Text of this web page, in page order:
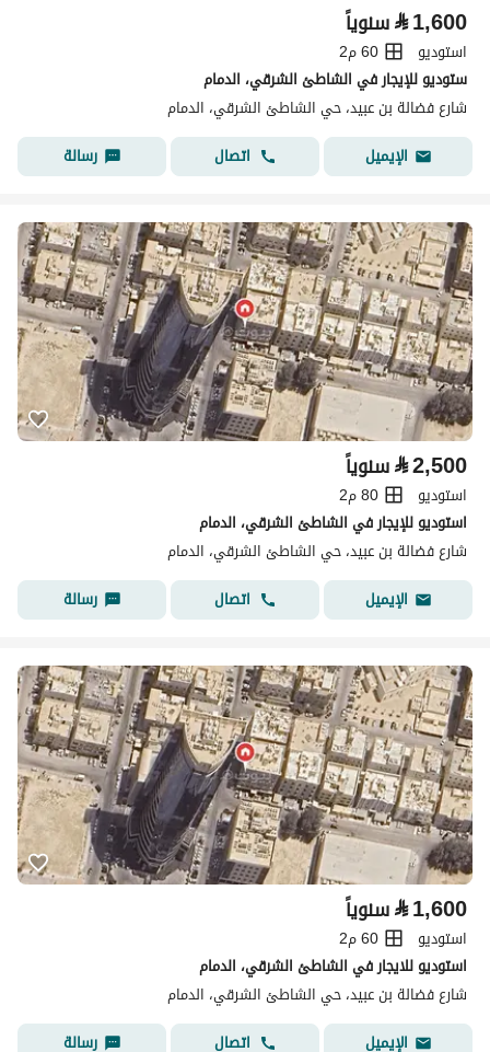
⃁1,600 سنوياً
استوديو
60 م2
ستوديو للإيجار في الشاطئ الشرقي، الدمام
شارع فضالة بن عبيد، حي الشاطئ الشرقي، الدمام
الإيميل
اتصال رسالة
⃁2,500 سنوياً
استوديو
80 م2
استوديو للإيجار في الشاطئ الشرقي، الدمام
شارع فضالة بن عبيد، حي الشاطئ الشرقي، الدمام
الإيميل
اتصال رسالة
⃁1,600 سنوياً
استوديو
60 م2
استوديو للايجار في الشاطئ الشرقي، الدمام
شارع فضالة بن عبيد، حي الشاطئ الشرقي، الدمام
الإيميل
اتصال رسالة